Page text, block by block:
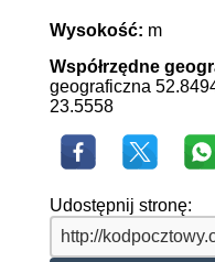
Wysokość: m
Współrzędne
geograficzna
23.5558
Udostępnij stronę: